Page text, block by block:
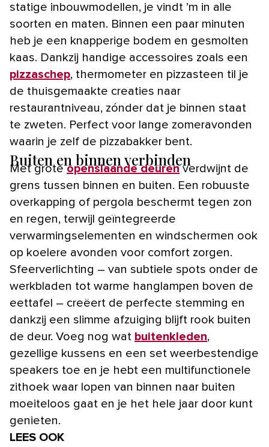
statige inbouwmodellen, je vindt ’m in alle
soorten en maten. Binnen een paar minuten
heb je een knapperige bodem en gesmolten
kaas. Dankzij handige accessoires zoals een
pizzaschep, thermometer en pizzasteen til je
de thuisgemaakte creaties naar
restaurantniveau, zónder dat je binnen staat
te zweten. Perfect voor lange zomeravonden
waarin je zelf de pizzabakker bent.
Buiten en binnen verbinden
Met groteopenslaande deurenverdwijnt de
grens tussen binnen en buiten. Een robuuste
overkapping of pergola beschermt tegen zon
en regen, terwijl geïntegreerde
verwarmingselementen en windschermen ook
op koelere avonden voor comfort zorgen.
Sfeerverlichting – van subtiele spots onder de
werkbladen tot warme hanglampen boven de
eettafel – creëert de perfecte stemming en
dankzij een slimme afzuiging blijft rook buiten
de deur. Voeg nog wat buitenkleden,
gezellige kussens en een set weerbestendige
speakers toe en je hebt een multifunctionele
zithoek waar lopen van binnen naar buiten
moeiteloos gaat en je het hele jaar door kunt
genieten.
LEES OOK